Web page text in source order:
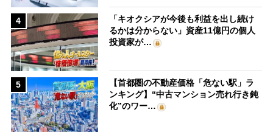
4
「キオクシアが今後も利益を出し続け
るかは分からない」資産11億円の個人
投資家が…
5
【首都圏の不動産価格「危ない駅」ラ
ンキング】“中古マンション売れ行き鈍
化”のワー…